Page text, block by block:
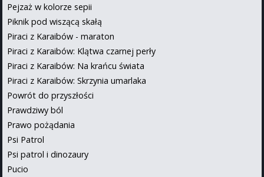
Pejzaż w kolorze sepii
Piknik pod wiszącą skałą
Piraci z Karaibów - maraton
Piraci z Karaibów: Klątwa czarnej perły
Piraci z Karaibów: Na krańcu świata
Piraci z Karaibów: Skrzynia umarlaka
Powrót do przyszłości
Prawdziwy ból
Prawo pożądania
Psi Patrol
Psi patrol i dinozaury
Pucio